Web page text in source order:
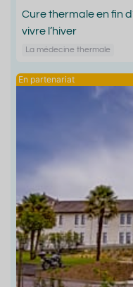
Cure thermale en fin
vivre l’hiver
La médecine thermale